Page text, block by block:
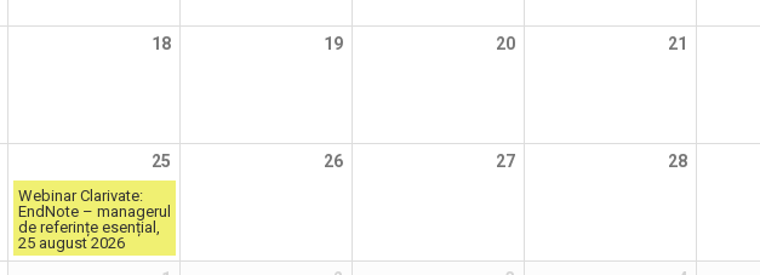
Webinar Clarivate:
EndNote – managerul
de referințe esențial,
25 august 2026
18 19 20 21
25 26 27 28